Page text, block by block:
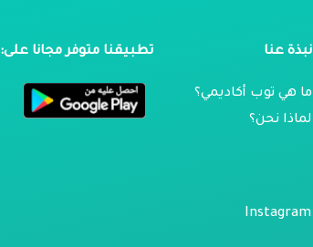
نبذة عنا
ما هي توب أكاديمي؟
لماذا نحن؟
تطبيقنا متوفر مجانا على:
Instagram